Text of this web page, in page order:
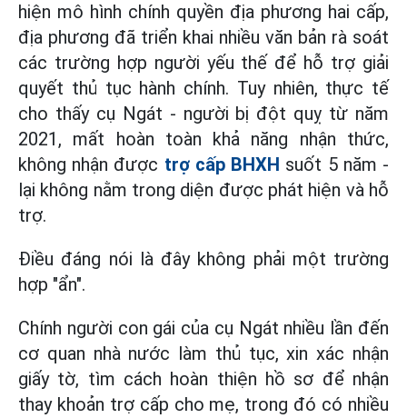
hiện mô hình chính quyền địa phương hai cấp,
địa phương đã triển khai nhiều văn bản rà soát
các trường hợp người yếu thế để hỗ trợ giải
quyết thủ tục hành chính. Tuy nhiên, thực tế
cho thấy cụ Ngát - người bị đột quỵ từ năm
2021, mất hoàn toàn khả năng nhận thức,
không nhận được trợ cấp BHXH suốt 5 năm -
lại không nằm trong diện được phát hiện và hỗ
trợ.
Điều đáng nói là đây không phải một trường
hợp "ẩn".
Chính người con gái của cụ Ngát nhiều lần đến
cơ quan nhà nước làm thủ tục, xin xác nhận
giấy tờ, tìm cách hoàn thiện hồ sơ để nhận
thay khoản trợ cấp cho mẹ, trong đó có nhiều